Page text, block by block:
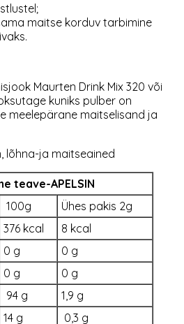
maitse korduv tarbimine
Maurten Drink Mix 320 või
kuniks pulber on
meelepärane maitselisand ja
lõhna-ja maitseained
teave-APELSIN
100g
Ühes pakis 2g
376 kcal
8 kcal
0 g
0 g
0 g
0 g
94 g
1,9 g
14 g 0,3 g